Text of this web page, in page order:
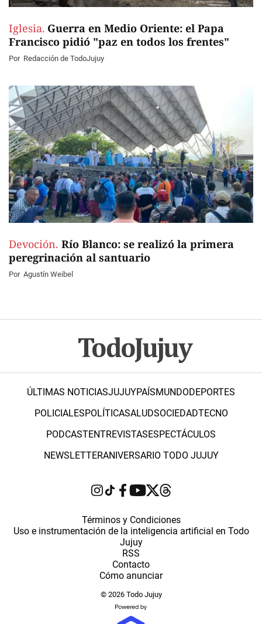
Iglesia. Guerra en Medio Oriente: el Papa
Francisco pidió "paz en todos los frentes"
Por Redacción de TodoJujuy
Devoción. Río Blanco: se realizó la primera
peregrinación al santuario
Por Agustín Weibel
ÚLTIMAS NOTICIASJUJUYPAÍSMUNDODEPORTES
POLICIALESPOLÍTICASALUDSOCIEDADTECNO
PODCASTENTREVISTASESPECTÁCULOS
NEWSLETTERANIVERSARIO TODO JUJUY
Términos y Condiciones
Uso e instrumentación de la inteligencia artificial en Todo
Jujuy
RSS
Contacto
Cómo anunciar
© 2026 Todo Jujuy